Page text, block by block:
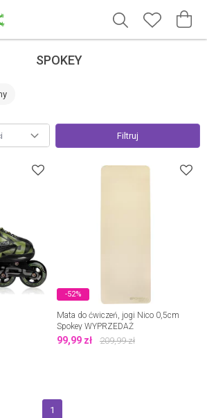
SPOKEY
Filtruj
-52%
Mata do ćwiczeń, jogi Nico 0,5cm
Spokey WYPRZEDAŻ
99,99 zł 209,99zł
1